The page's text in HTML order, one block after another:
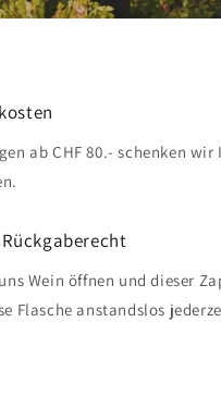
ab CHF 80.- schenken wir
Wein öffnen und dieser
Flasche anstandslos